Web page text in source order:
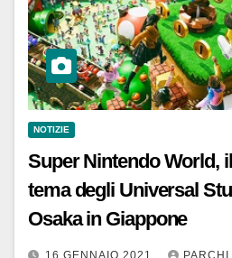
NOTIZIE
Super Nintendo World,
tema degli Universal
Osaka in Giappone
16 GENNAIO 2021